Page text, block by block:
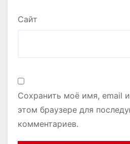
Сайт
Сохранить моё имя, email
этом браузере для
комментариев.